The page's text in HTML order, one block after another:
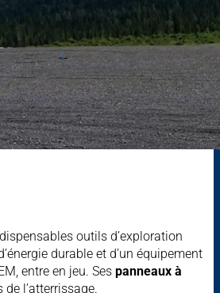
outils d’exploration
durable et d’un équipement
entre en jeu. Ses panneaux à
l’atterrissage.